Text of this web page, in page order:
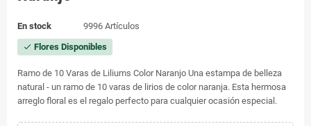
En stock 9996 Artículos
check Flores Disponibles
Ramo de 10 Varas de Liliums Color Naranjo Una estampa de belleza
natural - un ramo de 10 varas de lirios de color naranja. Esta hermosa
arreglo floral es el regalo perfecto para cualquier ocasión especial.